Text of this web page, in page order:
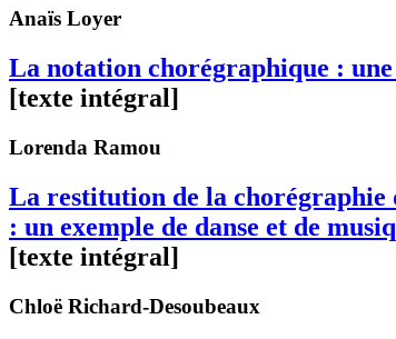
Anaïs Loyer
La notation chorégraphique :
[texte intégral]
Lorenda Ramou
La restitution de la chorégraphie
: un exemple de danse et de
[texte intégral]
Chloë Richard-Desoubeaux